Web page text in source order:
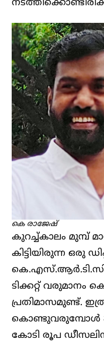
കെ രാജേഷ്
കുറച്ച്കാലം മുമ്പ്
കിട്ടിയിരുന്ന ഒരു
ടിക്കറ്റ് വരുമാനം
പ്രതിമാസമുണ്ട്.
കൊണ്ടുവരുമ്പോൾ
കോടി രൂപ